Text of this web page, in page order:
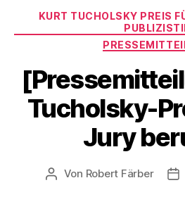
KURT TUCHOLSKY PREIS
Tucholsky-
Jury
Beitragsautor
Von Robert Färber